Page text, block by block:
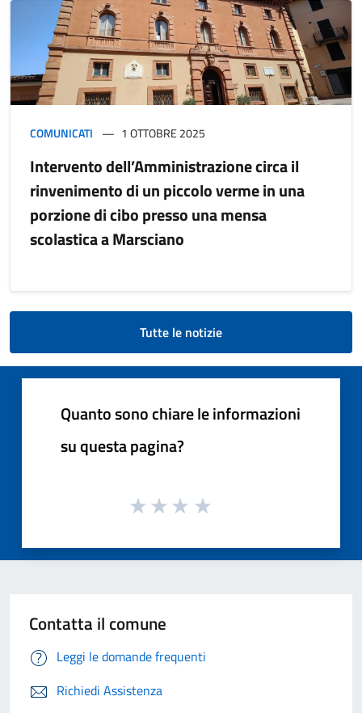
COMUNICATI 1 OTTOBRE 2025
Intervento dell’Amministrazione circa il
rinvenimento di un piccolo verme in una
porzione di cibo presso una mensa
scolastica a Marsciano
Tutte le notizie
Quanto sono chiare le informazioni
su questa pagina?
Contatta il comune
Leggi le domande frequenti
Richiedi Assistenza